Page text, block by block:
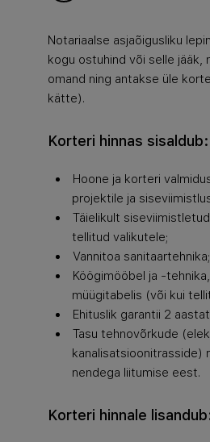
Notariaalse asjaõigusliku
kogu ostuhind või selle jääk,
omand ning antakse üle
kätte).
Korteri hinnas sisaldub:
Hoone ja korteri
projektile ja
Täielikult
tellitud valikutele;
Vannitoa sanitaartehnika;
Köögimööbel ja -
müügitabelis (või kui
Ehituslik garantii 2
Tasu tehnovõrkude
kanalisatsioonitrasside)
nendega liitumise eest.
Korteri hinnale